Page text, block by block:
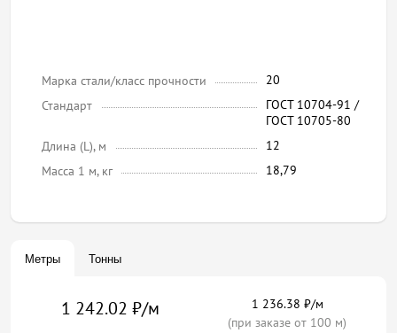
Марка стали/класс прочности
20
Стандарт
ГОСТ 10704-91 /
ГОСТ 10705-80
Длина (L), м
12
Масса 1 м, кг
18,79
Метры Тонны
1 242.02 ₽/м
1 236.38 ₽/м
(при заказе от 100 м)